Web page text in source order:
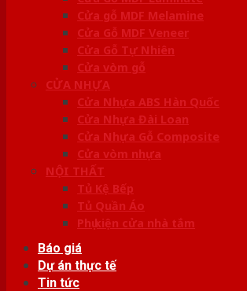
Cửa gỗ MDF Melamine
Cửa Gỗ MDF Veneer
Cửa Gỗ Tự Nhiên
Cửa vòm gỗ
CỬA NHỰA
Cửa Nhựa ABS Hàn Quốc
Cửa Nhựa Đài Loan
Cửa Nhựa Gỗ Composite
Cửa vòm nhựa
NỘI THẤT
Tủ Kệ Bếp
Tủ Quần Áo
Phụ kiện cửa nhà tắm
Báo giá
Dự án thực tế
Tin tức